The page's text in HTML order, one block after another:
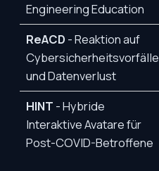
Engineering Education
ReACD - Reaktion auf
Cybersicherheitsvorfälle
und Datenverlust
HINT - Hybride
Interaktive Avatare für
Post-COVID-Betroffene